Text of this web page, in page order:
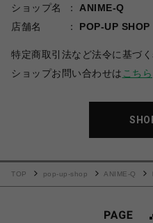
ショップ名
ANIME-Q
店舗名
POP-UP SHOP
特定商取引法など法令に基づ
ショップお問い合わせは こちら
TOP pop-up-shop ANIME-Q